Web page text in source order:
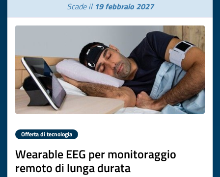
Scade il 19 febbraio 2027
Offerta di tecnologia
Wearable EEG per monitoraggio
remoto di lunga durata